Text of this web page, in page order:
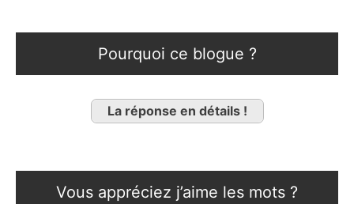
Pourquoi ce blogue ?
La réponse en détails !
Vous appréciez j’aime les mots ?